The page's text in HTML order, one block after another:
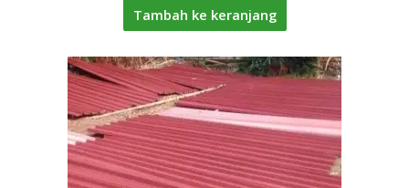
Tambah ke keranjang